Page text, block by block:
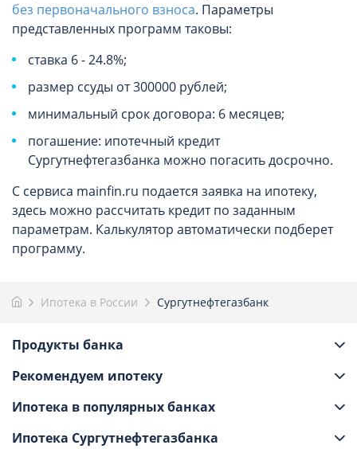
без первоначального взноса. Параметры
представленных программ таковы:
ставка 6 - 24.8%;
размер ссуды от 300000 рублей;
минимальный срок договора: 6 месяцев;
погашение: ипотечный кредит
Сургутнефтегазбанка можно погасить досрочно.
С сервиса mainfin.ru подается заявка на ипотеку,
здесь можно рассчитать кредит по заданным
параметрам. Калькулятор автоматически подберет
программу.
Ипотека в России Сургутнефтегазбанк
Продукты банка
Рекомендуем ипотеку
Ипотека в популярных банках
Ипотека Сургутнефтегазбанка